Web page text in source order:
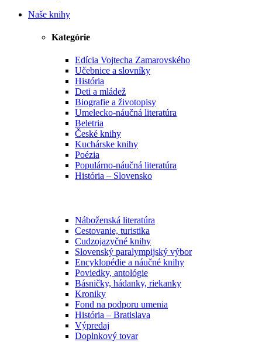
Naše knihy
Kategórie
Edícia Vojtecha Zamarovského
Učebnice a slovníky
História
Deti a mládež
Biografie a životopisy
Umelecko-náučná literatúra
Beletria
České knihy
Kuchárske knihy
Poézia
Populárno-náučná literatúra
História – Slovensko
Náboženská literatúra
Cestovanie, turistika
Cudzojazyčné knihy
Slovenský paralympijský výbor
Encyklopédie a náučné knihy
Poviedky, antológie
Básničky, hádanky, riekanky
Kroniky
Fond na podporu umenia
História – Bratislava
Výpredaj
Doplnkový tovar